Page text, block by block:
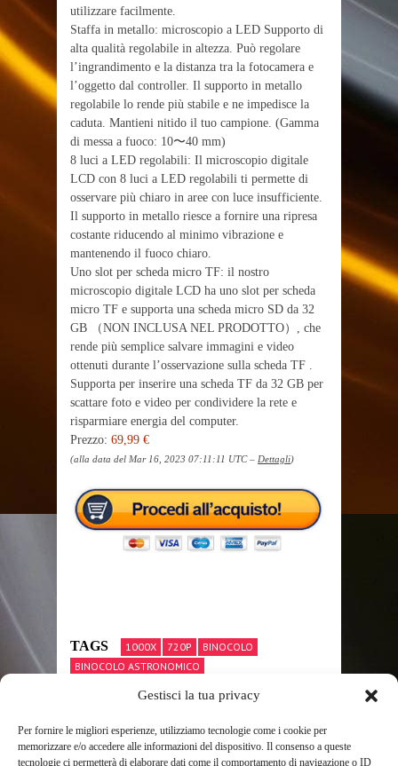
Gestisci la tua privacy
Per fornire le migliori esperienze, utilizziamo tecnologie come i cookie per
memorizzare e/o accedere alle informazioni del dispositivo. Il consenso a queste
tecnologie ci permetterà di elaborare dati come il comportamento di navigazione o ID
utilizzare facilmente.
Staffa in metallo: microscopio a LED Supporto di
alta qualità regolabile in altezza. Può regolare
l’ingrandimento e la distanza tra la fotocamera e
l’oggetto dal controller. Il supporto in metallo
regolabile lo rende più stabile e ne impedisce la
caduta. Mantieni nitido il tuo campione. (Gamma
di messa a fuoco: 10〜40 mm)
8 luci a LED regolabili: Il microscopio digitale
LCD con 8 luci a LED regolabili ti permette di
osservare più chiaro in aree con luce insufficiente.
Il supporto in metallo riesce a fornire una ripresa
costante riducendo al minimo vibrazione e
mantenendo il fuoco chiaro.
Uno slot per scheda micro TF: il nostro
microscopio digitale LCD ha uno slot per scheda
micro TF e supporta una scheda micro SD da 32
GB （NON INCLUSA NEL PRODOTTO）, che
rende più semplice salvare immagini e video
ottenuti durante l’osservazione sulla scheda TF .
Supporta per inserire una scheda TF da 32 GB per
scattare foto e video per condividere la rete e
risparmiare energia del computer.
Prezzo: 69,99 €
(alla data del Mar 16, 2023 07:11:11 UTC – Dettagli)
TAGS 1000X 720P
BINOCOLO
BINOCOLO ASTRONOMICO
COLORE CON
INGRANDIMENTO
LABORATORIO LCD LED
LUCI
MICROSCOPIO
MICROSCOPIO A FLUORESCENZA